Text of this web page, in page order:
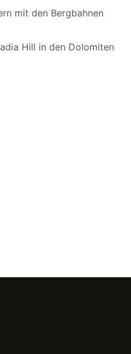
mit den Bergbahnen
Hill in den Dolomiten